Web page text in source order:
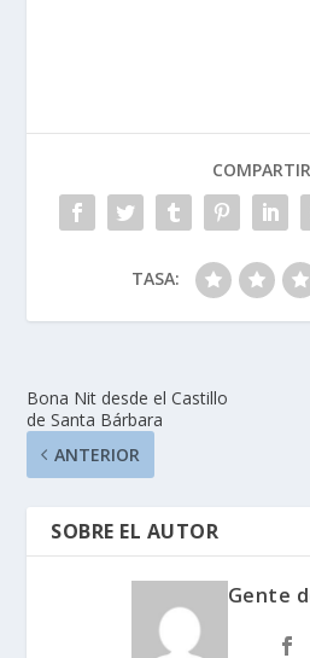
TASA:
Bona Nit desde el Castillo
de Santa Bárbara
ANTERIOR
SOBRE EL AUTOR
Gente